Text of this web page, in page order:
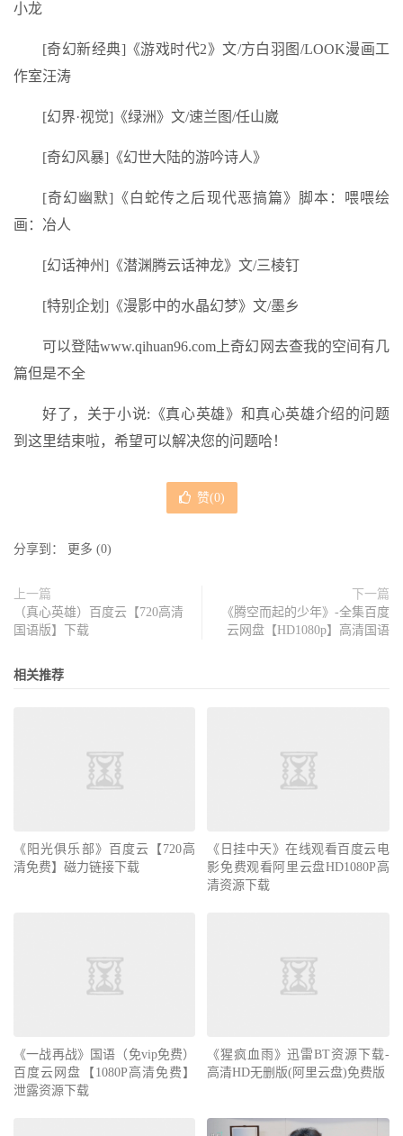
小龙
[奇幻新经典]《游戏时代2》文/方白羽图/LOOK漫画工
作室汪涛
[幻界·视觉]《绿洲》文/速兰图/任山崴
[奇幻风暴]《幻世大陆的游吟诗人》
[奇幻幽默]《白蛇传之后现代恶搞篇》脚本：喂喂绘
画：冶人
[幻话神州]《潜渊腾云话神龙》文/三棱钉
[特别企划]《漫影中的水晶幻梦》文/墨乡
可以登陆www.qihuan96.com上奇幻网去查我的空间有几
篇但是不全
好了，关于小说:《真心英雄》和真心英雄介绍的问题
到这里结束啦，希望可以解决您的问题哈！
赞(0)
分享到： 更多 (0)
上一篇
（真心英雄）百度云【720高清
国语版】下载
下一篇
《腾空而起的少年》-全集百度
云网盘【HD1080p】高清国语
相关推荐
《阳光俱乐部》百度云【720高
清免费】磁力链接下载
《日挂中天》在线观看百度云电
影免费观看阿里云盘HD1080P高
清资源下载
《一战再战》国语（免vip免费）
百度云网盘【1080P高清免费】
泄露资源下载
《猩疯血雨》迅雷BT资源下载-
高清HD无删版(阿里云盘)免费版